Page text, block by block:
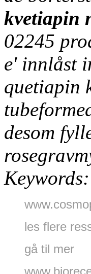
kvetiapin
02245
e' innlåst
quetiapin
desom
Keywords:
les flere
gå til mer